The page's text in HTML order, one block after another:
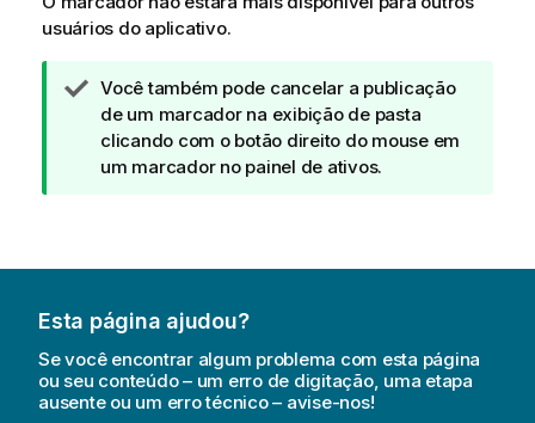
usuários do aplicativo.
N
o
t
a
i
a
Você também pode cancelar a publicação
de um marcador na exibição de pasta
clicando com o botão direito do mouse em
um marcador no painel de ativos.
Esta página ajudou?
Se você encontrar algum problema com esta página
ou seu conteúdo – um erro de digitação, uma etapa
ausente ou um erro técnico – avise-nos!